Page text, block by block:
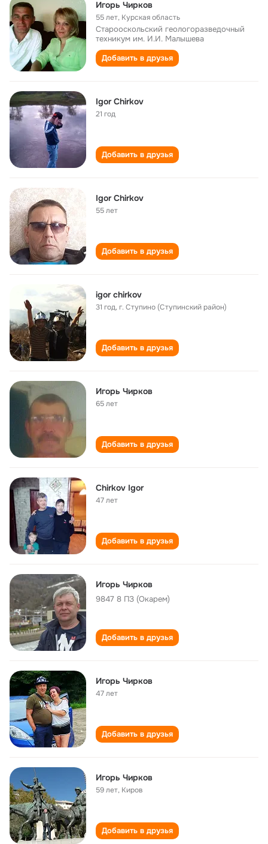
Игорь Чирков
55 лет, Курская область
Старооскольский геологоразведочный
техникум им. И.И. Малышева
Добавить в друзья
Igor Chirkov
21 год
Добавить в друзья
Igor Chirkov
55 лет
Добавить в друзья
igor chirkov
31 год,г. Ступино (Ступинский район)
Добавить в друзья
Игорь Чирков
65 лет
Добавить в друзья
Chirkov Igor
47 лет
Добавить в друзья
Игорь Чирков
9847 8 ПЗ (Окарем)
Добавить в друзья
Игорь Чирков
47 лет
Добавить в друзья
Игорь Чирков
59 лет, Киров
Добавить в друзья